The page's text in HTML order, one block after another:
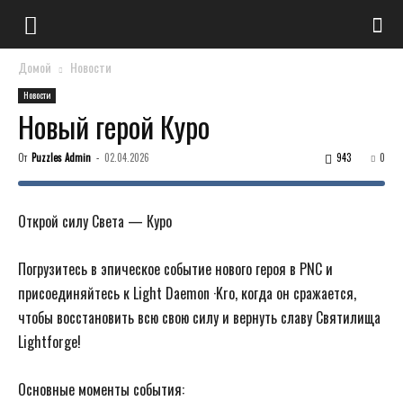
Домой Новости
Новости
Новый герой Куро
От Puzzles Admin - 02.04.2026 0
943
Открой силу Света — Куро
Погрузитесь в эпическое событие нового героя в PNC и
присоединяйтесь к Light Daemon ·Kro, когда он сражается,
чтобы восстановить всю свою силу и вернуть славу Святилища
Lightforge!
Основные моменты события: